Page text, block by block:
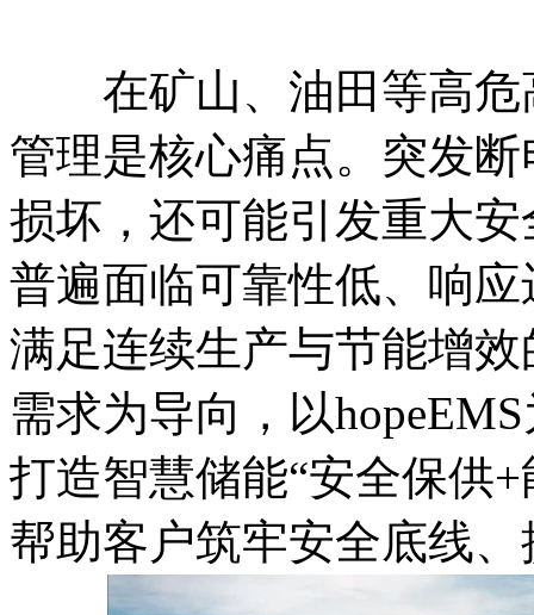
在矿山、油田等高危
管理是核心痛点。突发
损坏，还可能引发重大
普遍面临可靠性低、响
满足连续生产与节能增
需求为导向，以
打造智慧储能“安全保供
帮助客户筑牢安全底线